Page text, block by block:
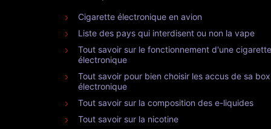
Cigarette électronique en avion
Liste des pays qui interdisent ou non la vape
Tout savoir sur le fonctionnement d'une cigarette
électronique
Tout savoir pour bien choisir les accus de sa box
électronique
Tout savoir sur la composition des e-liquides
Tout savoir sur la nicotine